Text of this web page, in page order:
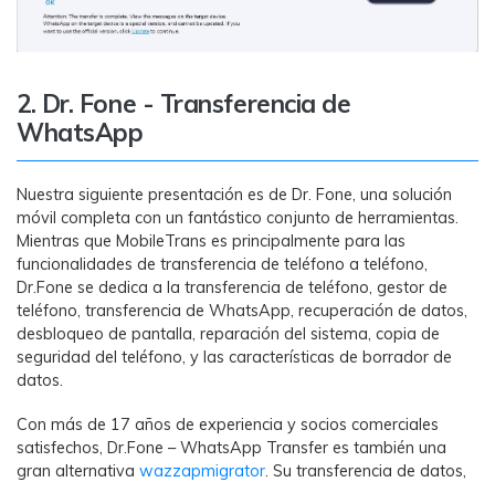
2. Dr. Fone - Transferencia de
WhatsApp
Nuestra siguiente presentación es de Dr. Fone, una solución
móvil completa con un fantástico conjunto de herramientas.
Mientras que MobileTrans es principalmente para las
funcionalidades de transferencia de teléfono a teléfono,
Dr.Fone se dedica a la transferencia de teléfono, gestor de
teléfono, transferencia de WhatsApp, recuperación de datos,
desbloqueo de pantalla, reparación del sistema, copia de
seguridad del teléfono, y las características de borrador de
datos.
Con más de 17 años de experiencia y socios comerciales
satisfechos, Dr.Fone – WhatsApp Transfer es también una
gran alternativa wazzapmigrator. Su transferencia de datos,